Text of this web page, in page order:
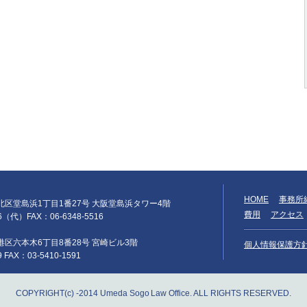
区堂島浜1丁目1番27号 大阪堂島浜タワー4階
代）FAX：06-6348-5516
区六本木6丁目8番28号 宮崎ビル3階
FAX：03-5410-1591
HOME
事務所
費用
アクセス
個人情報保護方
COPYRIGHT(c) -2014 Umeda Sogo Law Office. ALL RIGHTS RESERVED.